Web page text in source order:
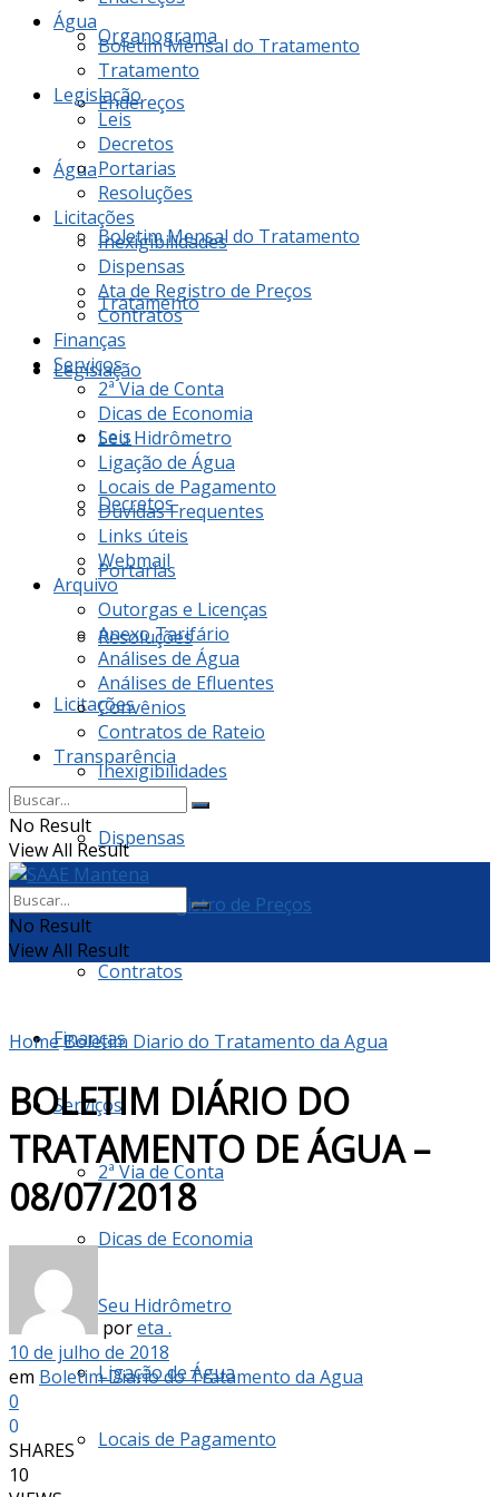
Organograma
Endereços
Água
Boletim Mensal do Tratamento
Tratamento
Legislação
Leis
Decretos
Portarias
Resoluções
Licitações
Inexigibilidades
Dispensas
Ata de Registro de Preços
Contratos
Finanças
Serviços
2ª Via de Conta
Dicas de Economia
Seu Hidrômetro
Ligação de Água
Locais de Pagamento
Água
Boletim Mensal do Tratamento
Tratamento
Legislação
Leis
Decretos
Portarias
Resoluções
Licitações
Inexigibilidades
Dispensas
Ata de Registro de Preços
Contratos
Finanças
Serviços
2ª Via de Conta
Dicas de Economia
Seu Hidrômetro
Ligação de Água
Locais de Pagamento
Dúvidas Frequentes
Links úteis
Webmail
Arquivo
Outorgas e Licenças
Anexo Tarifário
Análises de Água
Análises de Efluentes
Convênios
Contratos de Rateio
Transparência
No Result
View All Result
No Result
View All Result
HomeBoletim Diario do Tratamento da Agua
BOLETIM DIÁRIO DO
TRATAMENTO DE ÁGUA –
08/07/2018
poreta .
10 de julho de 2018
em Boletim Diario do Tratamento da Agua
0
0
SHARES
10